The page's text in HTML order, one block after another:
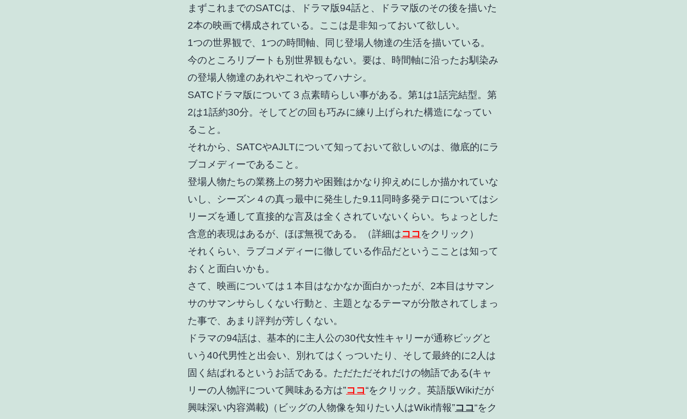
まずこれまでのSATCは、ドラマ版94話と、ドラマ版のその後を描いた
2本の映画で構成されている。ここは是非知っておいて欲しい。
1つの世界観で、1つの時間軸、同じ登場人物達の生活を描いている。
今のところリブートも別世界観もない。要は、時間軸に沿ったお馴染み
の登場人物達のあれやこれやってハナシ。
SATCドラマ版について３点素晴らしい事がある。第1は1話完結型。第
2は1話約30分。そしてどの回も巧みに練り上げられた構造になってい
ること。
それから、SATCやAJLTについて知っておいて欲しいのは、徹底的にラ
ブコメディーであること。
登場人物たちの業務上の努力や困難はかなり抑えめにしか描かれていな
いし、シーズン４の真っ最中に発生した9.11同時多発テロについてはシ
リーズを通して直接的な言及は全くされていないくらい。ちょっとした
含意的表現はあるが、ほぼ無視である。（詳細はココ をクリック）
それくらい、ラブコメディーに徹している作品だというこことは知って
おくと面白いかも。
さて、映画については１本目はなかなか面白かったが、2本目はサマン
サのサマンサらしくない行動と、主題となるテーマが分散されてしまっ
た事で、あまり評判が芳しくない。
ドラマの94話は、基本的に主人公の30代女性キャリーが通称ビッグと
いう40代男性と出会い、別れてはくっついたり、そして最終的に2人は
固く結ばれるというお話である。ただただそれだけの物語である(キャ
リーの人物評について興味ある方は”ココ“をクリック。英語版Wikiだが
興味深い内容満載)（ビッグの人物像を知りたい人はWiki情報”ココ“をク